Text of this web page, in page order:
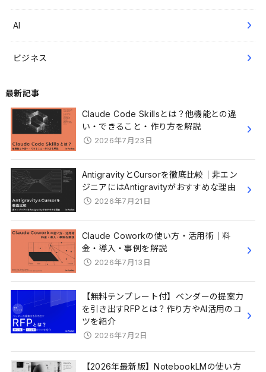
AI
ビジネス
最新記事
Claude Code Skillsとは？他機能との違
い・できること・作り方を解説
2026年7月23日
AntigravityとCursorを徹底比較｜非エン
ジニアにはAntigravityがおすすめな理由
2026年7月21日
Claude Coworkの使い方・活用術｜料
金・導入・事例を解説
2026年7月13日
【無料テンプレート付】ベンダーの提案力
を引き出すRFPとは？作り方やAI活用のコ
ツを紹介
2026年7月2日
【2026年最新版】NotebookLMの使い方